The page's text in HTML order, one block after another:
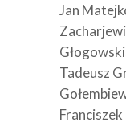
Jan
Tadeusz